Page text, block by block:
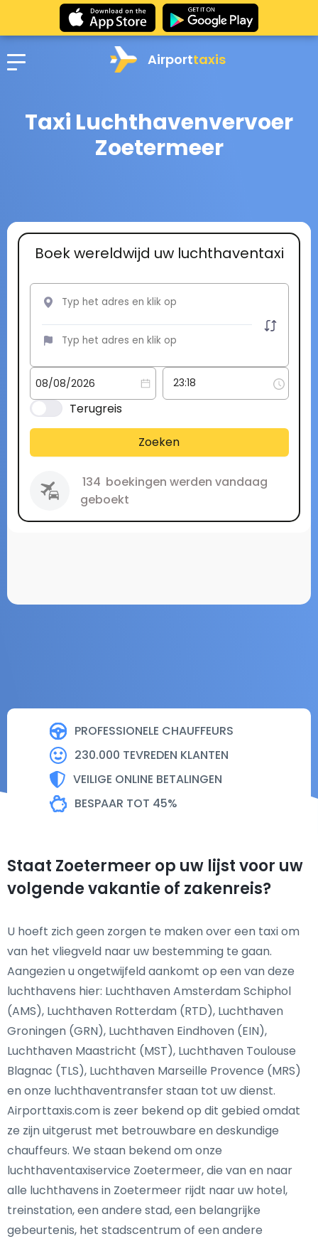
Airporttaxis
Taxi Luchthavenvervoer
Zoetermeer
PROFESSIONELE CHAUFFEURS
230.000 TEVREDEN KLANTEN
VEILIGE ONLINE BETALINGEN
BESPAAR TOT 45%
Boek wereldwijd uw luchthaventaxi
Terugreis
Zoeken
134 boekingen werden vandaag
geboekt
Staat Zoetermeer op uw lijst voor uw
volgende vakantie of zakenreis?
U hoeft zich geen zorgen te maken over een taxi om
van het vliegveld naar uw bestemming te gaan.
Aangezien u ongetwijfeld aankomt op een van deze
luchthavens hier: Luchthaven Amsterdam Schiphol
(AMS), Luchthaven Rotterdam (RTD), Luchthaven
Groningen (GRN), Luchthaven Eindhoven (EIN),
Luchthaven Maastricht (MST), Luchthaven Toulouse
Blagnac (TLS), Luchthaven Marseille Provence (MRS)
en onze luchthaventransfer staan tot uw dienst.
Airporttaxis.com is zeer bekend op dit gebied omdat
ze zijn uitgerust met betrouwbare en deskundige
chauffeurs. We staan bekend om onze
luchthaventaxiservice Zoetermeer, die van en naar
alle luchthavens in Zoetermeer rijdt naar uw hotel,
treinstation, een andere stad, een belangrijke
gebeurtenis, het stadscentrum of een andere